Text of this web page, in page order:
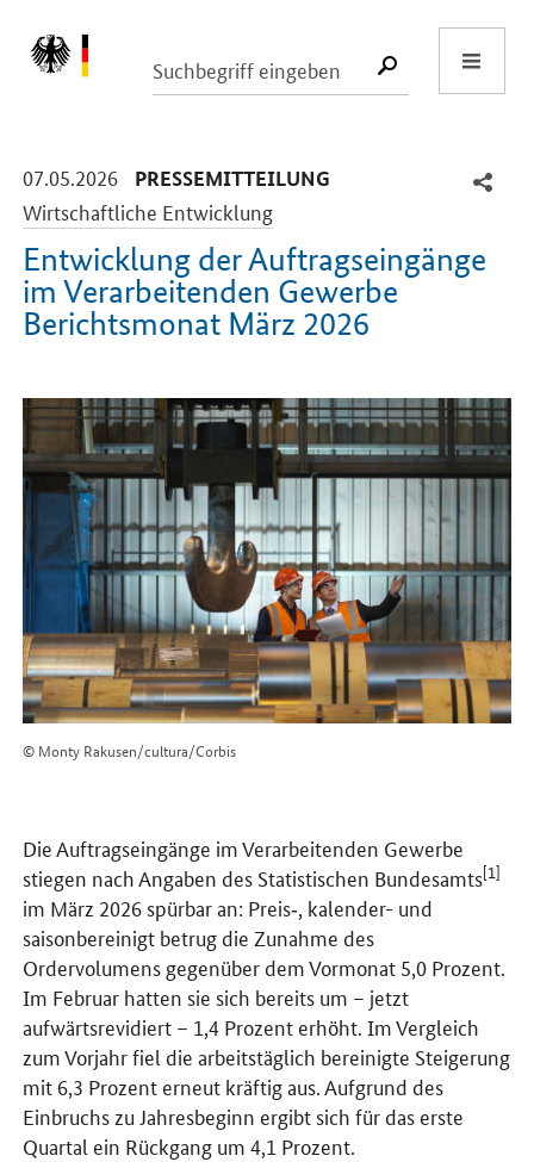
SUCHE
07.05.2026 -
PRESSEMITTEILUNG
Wirtschaftliche Entwicklung
Entwicklung der Auftragseingänge
im Verarbeitenden Gewerbe
Berichtsmonat März 2026
© Monty Rakusen/cultura/Corbis
Die Auftragseingänge im Verarbeitenden Gewerbe
stiegen nach Angaben des Statistischen Bundesamts[1]
im März 2026 spürbar an: Preis‑, kalender- und
saisonbereinigt betrug die Zunahme des
Ordervolumens gegenüber dem Vormonat 5,0 Prozent.
Im Februar hatten sie sich bereits um – jetzt
aufwärtsrevidiert – 1,4 Prozent erhöht. Im Vergleich
zum Vorjahr fiel die arbeitstäglich bereinigte Steigerung
mit 6,3 Prozent erneut kräftig aus. Aufgrund des
Einbruchs zu Jahresbeginn ergibt sich für das erste
Quartal ein Rückgang um 4,1 Prozent.